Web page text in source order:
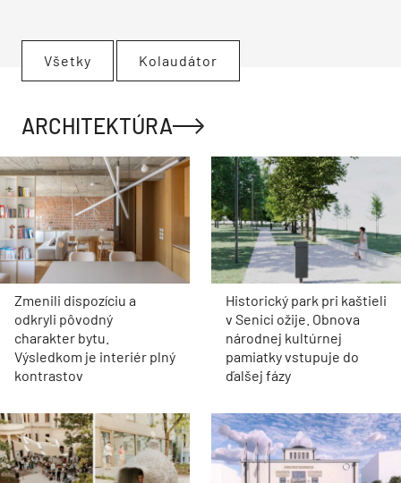
Všetky Kolaudátor
ARCHITEKTÚRA
Zmenili dispozíciu a
odkryli pôvodný
charakter bytu.
Výsledkom je interiér plný
kontrastov
Historický park pri kaštieli
v Senici ožije. Obnova
národnej kultúrnej
pamiatky vstupuje do
ďalšej fázy